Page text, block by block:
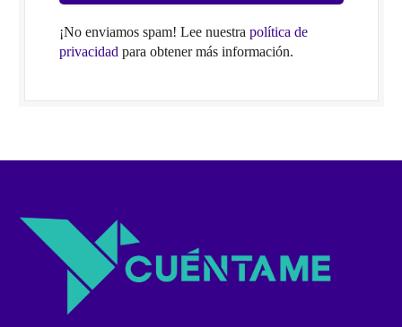
¡No enviamos spam! Lee nuestra política de
privacidad para obtener más información.